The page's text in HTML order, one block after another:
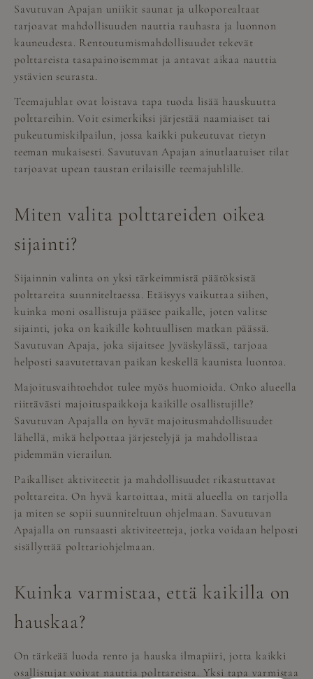
Savutuvan Apajan uniikit saunat ja ulkoporealtaat
tarjoavat mahdollisuuden nauttia rauhasta ja luonnon
kauneudesta. Rentoutumismahdollisuudet tekevät
polttareista tasapainoisemmat ja antavat aikaa nauttia
ystävien seurasta.
Teemajuhlat ovat loistava tapa tuoda lisää hauskuutta
polttareihin. Voit esimerkiksi järjestää naamiaiset tai
pukeutumiskilpailun, jossa kaikki pukeutuvat tietyn
teeman mukaisesti. Savutuvan Apajan ainutlaatuiset tilat
tarjoavat upean taustan erilaisille teemajuhlille.
Miten valita polttareiden oikea
sijainti?
Sijainnin valinta on yksi tärkeimmistä päätöksistä
polttareita suunniteltaessa. Etäisyys vaikuttaa siihen,
kuinka moni osallistuja pääsee paikalle, joten valitse
sijainti, joka on kaikille kohtuullisen matkan päässä.
Savutuvan Apaja, joka sijaitsee Jyväskylässä, tarjoaa
helposti saavutettavan paikan keskellä kaunista luontoa.
Majoitusvaihtoehdot tulee myös huomioida. Onko alueella
riittävästi majoituspaikkoja kaikille osallistujille?
Savutuvan Apajalla on hyvät majoitusmahdollisuudet
lähellä, mikä helpottaa järjestelyjä ja mahdollistaa
pidemmän vierailun.
Paikalliset aktiviteetit ja mahdollisuudet rikastuttavat
polttareita. On hyvä kartoittaa, mitä alueella on tarjolla
ja miten se sopii suunniteltuun ohjelmaan. Savutuvan
Apajalla on runsaasti aktiviteetteja, jotka voidaan helposti
sisällyttää polttariohjelmaan.
Kuinka varmistaa, että kaikilla on
hauskaa?
On tärkeää luoda rento ja hauska ilmapiiri, jotta kaikki
osallistujat voivat nauttia polttareista. Yksi tapa varmistaa